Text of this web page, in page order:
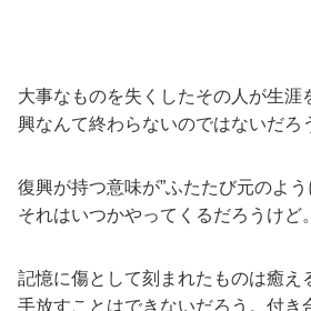
大事なものを失くしたその人が生涯
興なんて終わらないのではないだろ
復興が持つ意味が”ふたたび元のよう
それはいつかやってくるだろうけど。
記憶に傷として刻まれたものは癒え
手放すことはできないだろう。付き